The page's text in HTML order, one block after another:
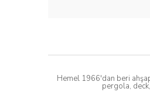
Hemel 1966'dan beri
pergola,